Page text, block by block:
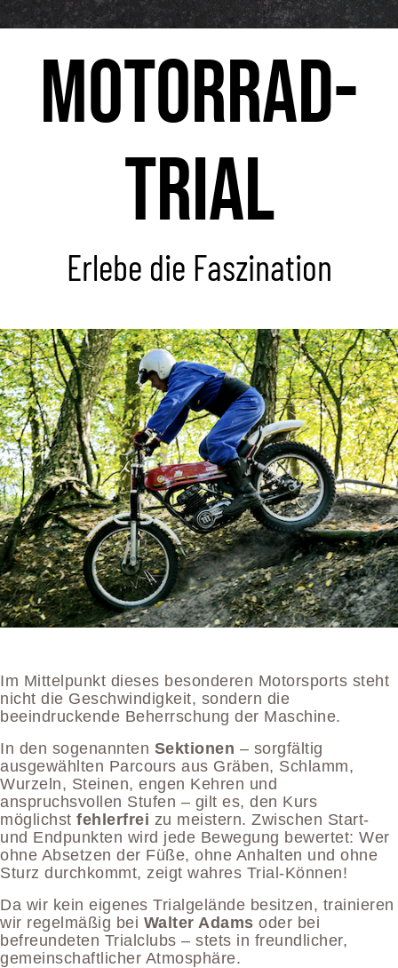
Motorrad-
Trial
Erlebe die Faszination
Im Mittelpunkt dieses besonderen Motorsports steht
nicht die Geschwindigkeit, sondern die
beeindruckende Beherrschung der Maschine.
In den sogenannten Sektionen – sorgfältig
ausgewählten Parcours aus Gräben, Schlamm,
Wurzeln, Steinen, engen Kehren und
anspruchsvollen Stufen – gilt es, den Kurs
möglichst fehlerfrei zu meistern. Zwischen Start-
und Endpunkten wird jede Bewegung bewertet: Wer
ohne Absetzen der Füße, ohne Anhalten und ohne
Sturz durchkommt, zeigt wahres Trial-Können!
Da wir kein eigenes Trialgelände besitzen, trainieren
wir regelmäßig bei Walter Adams oder bei
befreundeten Trialclubs – stets in freundlicher,
gemeinschaftlicher Atmosphäre.